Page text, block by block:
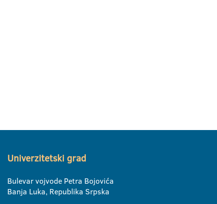
Univerzitetski grad
Bulevar vojvode Petra Bojovića
Banja Luka, Republika Srpska